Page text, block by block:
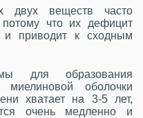
двух веществ часто
что их дефицит
и приводит к сходным
для образования
миелиновой оболочки
хватает на 3-5 лет,
очень медленно и